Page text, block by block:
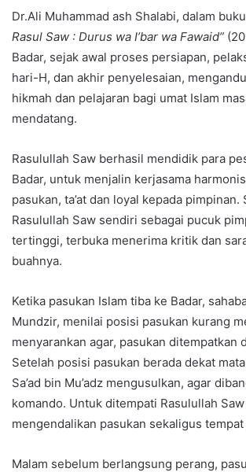
Dr.Ali Muhammad ash Shalabi, dalam
Rasul Saw : Durus wa I’bar wa Fawaid”
Badar, sejak awal proses persiapan,
hari-H, dan akhir penyelesaian,
hikmah dan pelajaran bagi umat Islam
mendatang.
Rasulullah Saw berhasil mendidik para
Badar, untuk menjalin kerjasama
pasukan, ta’at dan loyal kepada pimpinan.
Rasulullah Saw sendiri sebagai pucuk
tertinggi, terbuka menerima kritik dan
buahnya.
Ketika pasukan Islam tiba ke Badar,
Mundzir, menilai posisi pasukan kurang
menyarankan agar, pasukan ditempatkan
Setelah posisi pasukan berada dekat
Sa’ad bin Mu’adz mengusulkan, agar
komando. Untuk ditempati Rasulullah
mengendalikan pasukan sekaligus
Malam sebelum berlangsung perang,